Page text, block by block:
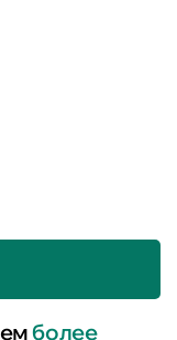
более